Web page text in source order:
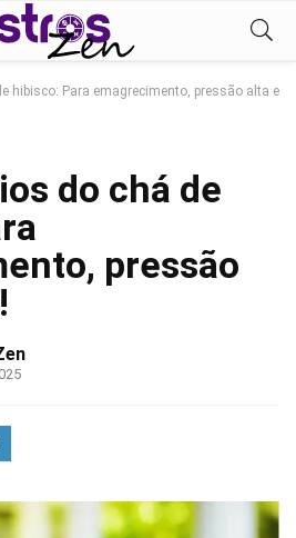
hibisco: Para emagrecimento, pressão alta e
do chá de
pressão